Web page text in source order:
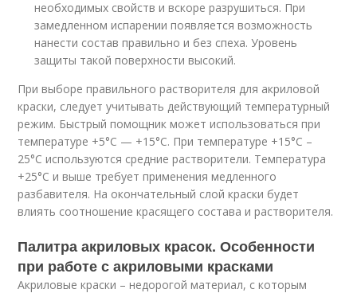
необходимых свойств и вскоре разрушиться. При
замедленном испарении появляется возможность
нанести состав правильно и без спеха. Уровень
защиты такой поверхности высокий.
При выборе правильного растворителя для акриловой
краски, следует учитывать действующий температурный
режим. Быстрый помощник может использоваться при
температуре +5°С — +15°С. При температуре +15°С –
25°С используются средние растворители. Температура
+25°С и выше требует применения медленного
разбавителя. На окончательный слой краски будет
влиять соотношение красящего состава и растворителя.
Палитра акриловых красок. Особенности
при работе с акриловыми красками
Акриловые краски – недорогой материал, с которым